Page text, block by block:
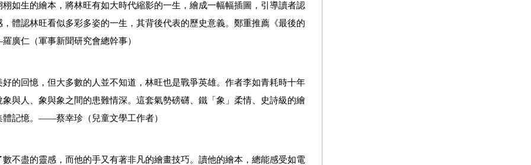
如生的繪本，將林旺有如大時代縮影的一生，繪成一幅幅插圖，引導讀者認
體認林旺看似多彩多姿的一生，其背後代表的歷史意義。鄭重推薦《最後的
仁（軍事新聞研究會總幹事）
的回憶，但大多數的人並不知道，林旺也是戰爭英雄。作者李如青耗時十年
與人、象與象之間的患難情深。這套氣勢磅礴、鐵「象」柔情、史詩級的繪
記憶。——蔡幸珍（兒童文學工作者）
不盡的靈感，而他的手又有著非凡的繪畫技巧。讀他的繪本，總能感受如電